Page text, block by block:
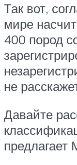
Так вот,
мире
400 пород
не
Давайте
предлагает